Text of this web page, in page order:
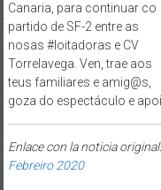
Canaria, para continuar co
partido de SF-2 entre as
nosas #loitadoras e CV
Torrelavega. Ven, trae aos
teus familiares e amig@s,
goza do espectáculo e
Enlace con la noticia
Febreiro 2020